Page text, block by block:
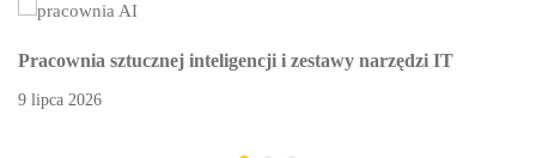
Pracownia sztucznej inteligencji i zestawy narzędzi IT
9 lipca 2026